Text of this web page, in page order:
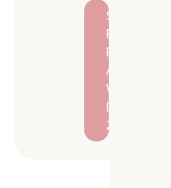
S
P
R
A
W
D
Ź